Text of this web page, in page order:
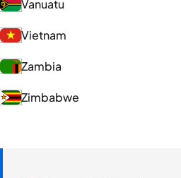
Vanuatu
Vietnam
Zambia
Zimbabwe